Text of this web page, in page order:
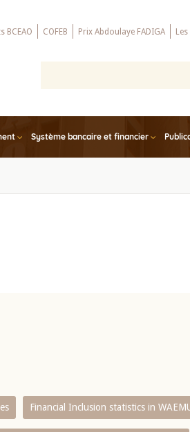
BCEAO COFEB Prix Abdoulaye FADIGA
Système bancaire et financier
Financial Inclusion statistics in